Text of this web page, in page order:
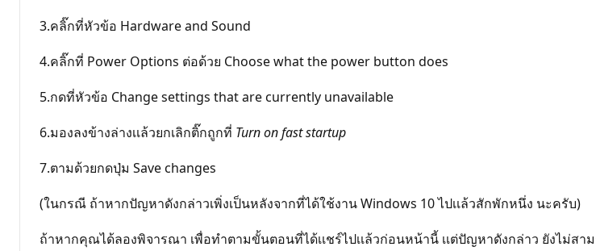
3.คลิ๊กที่หัวข้อ Hardware and Sound
4.คลิ๊กที่ Power Options ต่อด้วย Choose what the power button does
5.กดที่หัวข้อ Change settings that are currently unavailable
6.มองลงข้างล่างเเล้วยกเลิกติ๊กถูกที่ Turn on fast startup
7.ตามด้วยกดปุ่ม Save changes
(ในกรณี ถ้าหากปัญหาดังกล่าวเพิ่งเป็นหลังจากที่ได้ใช้งาน Windows 10 ไปเเล้วสักพักหนึ่ง นะครับ)
ถ้าหากคุณได้ลองพิจารณา เพื่อทำตามขั้นตอนที่ได้เเชร์ไปเเล้วก่อนหน้านี้ เเต่ปัญหาดังกล่าว ยังไม่สา